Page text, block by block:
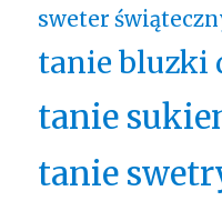
sweter
tanie bluzki
tanie
tanie